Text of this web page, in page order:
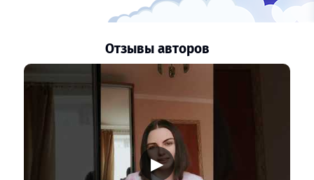
Отзывы авторов
▶